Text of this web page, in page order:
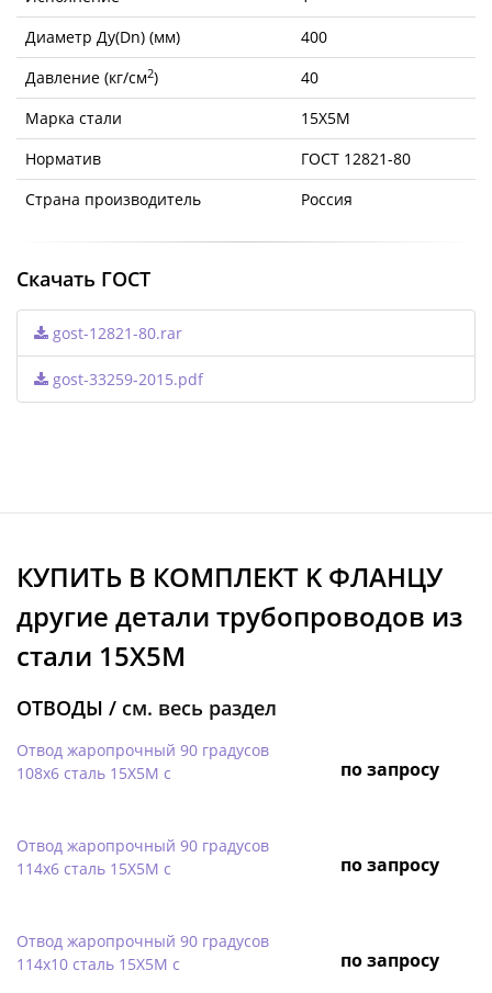
Диаметр Ду(Dn) (мм)
400
Давление (кг/см2)
40
Марка стали
15Х5М
Норматив
ГОСТ 12821-80
Страна производитель
Россия
Скачать ГОСТ
gost-12821-80.rar
gost-33259-2015.pdf
КУПИТЬ В КОМПЛЕКТ K ФЛАНЦУ
другие детали трубопроводов из
стали 15Х5М
ОТВОДЫ / см. весь раздел
Отвод жаропрочный 90 градусов
108х6 сталь 15Х5М с
по запросу
Отвод жаропрочный 90 градусов
114х6 сталь 15Х5М с
по запросу
Отвод жаропрочный 90 градусов
114х10 сталь 15Х5М с
по запросу